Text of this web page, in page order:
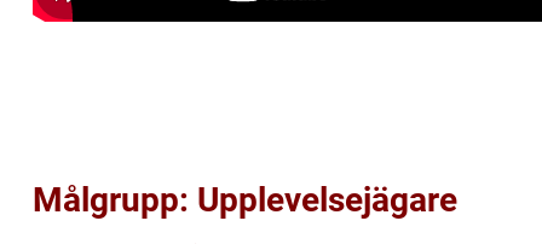
Målgrupp: Upplevelsejägare